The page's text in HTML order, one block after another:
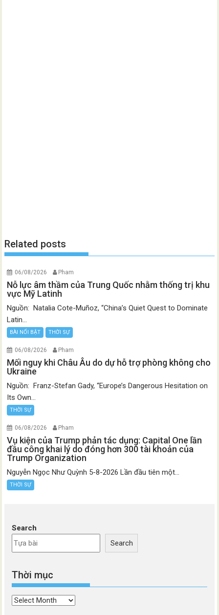
Related posts
06/08/2026 Pham
Nỗ lực âm thầm của Trung Quốc nhằm thống trị khu
vực Mỹ Latinh
Nguồn: Natalia Cote-Muñoz, “China’s Quiet Quest to Dominate
Latin...
BÀI NỔI BẬT THỜI SỰ
06/08/2026 Pham
Mối nguy khi Châu Âu do dự hỗ trợ phòng không cho
Ukraine
Nguồn: Franz-Stefan Gady, “Europe’s Dangerous Hesitation on
Its Own...
THỜI SỰ
06/08/2026 Pham
Vụ kiện của Trump phản tác dụng: Capital One lần
đầu công khai lý do đóng hơn 300 tài khoản của
Trump Organization
Nguyễn Ngọc Như Quỳnh 5-8-2026 Lần đầu tiên một...
THỜI SỰ
Search
Search
Thời mục
Thời